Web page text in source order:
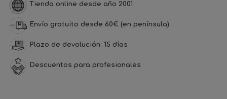
Tienda online desde año 2001
Envío gratuito desde 60€ (en península)
Plazo de devolución: 15 días
Descuentos para profesionales